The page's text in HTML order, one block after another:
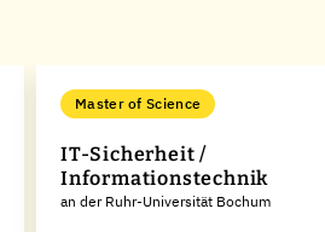
Master of Science
IT-Sicherheit /
Informationstechnik
an der Ruhr-Universität Bochum